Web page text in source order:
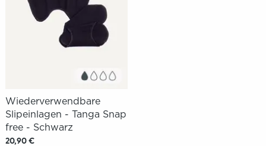
Wiederverwendbare
Slipeinlagen - Tanga Snap
free - Schwarz
20,90 €